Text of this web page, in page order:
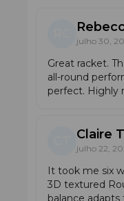
Dynamic
arriscar e jogar
julho 30,
Great racket.
all-round
perfect. Highly
Claire
julho 22,
It took me six
3D textured
balance